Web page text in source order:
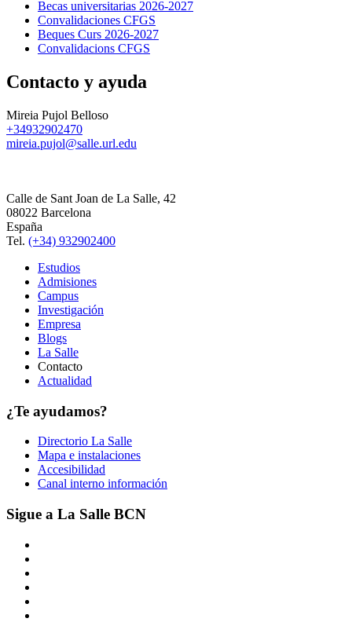
Becas universitarias 2026-2027
Convalidaciones CFGS
Beques Curs 2026-2027
Convalidacions CFGS
Contacto y ayuda
Mireia Pujol Belloso
+34932902470
mireia.pujol@salle.url.edu
Calle de Sant Joan de La Salle, 42
08022 Barcelona
España
Tel. (+34) 932902400
Estudios
Admisiones
Campus
Investigación
Empresa
Blogs
La Salle
Contacto
Actualidad
¿Te ayudamos?
Directorio La Salle
Mapa e instalaciones
Accesibilidad
Canal interno información
Sigue a La Salle BCN